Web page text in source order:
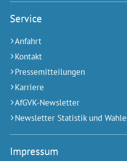
Service
Anfahrt
Kontakt
Pressemitteilungen
Karriere
AfGVK-Newsletter
Newsletter Statistik und
Impressum